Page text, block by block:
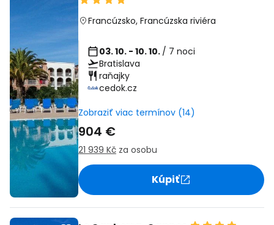
Francúzsko, Francúzska riviéra
03. 10. - 10. 10. / 7 noci
Bratislava
raňajky
cedok.cz
Zobraziť viac termínov (14)
904 €
21 939 Kč za osobu
Kúpiť